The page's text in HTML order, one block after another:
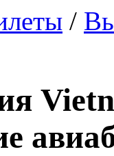
/